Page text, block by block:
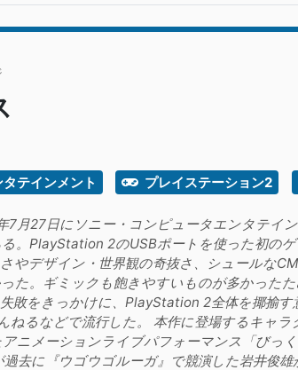
テインメント プレイステーション2
7月27日にソニー・コンピュータエンタテ
。PlayStation 2のUSBポートを使った初の
やデザイン・世界観の奇抜さ、シュールな
た。ギミックも飽きやすいものが多かった
敗をきっかけに、PlayStation 2全体を揶揄
ねるなどで流行した。 本作に登場するキャ
アニメーションライブパフォーマンス「びっ
去に『ウゴウゴルーガ』で競演した岩井俊雄